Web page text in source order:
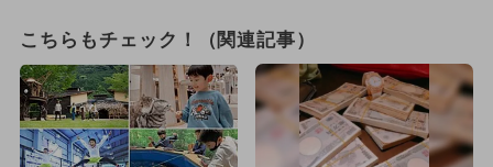
こちらもチェック！（関連記事）